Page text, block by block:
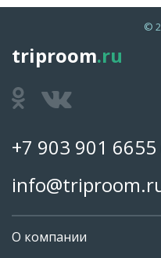
©
triproom.ru
+7 903 901 6655
О компании